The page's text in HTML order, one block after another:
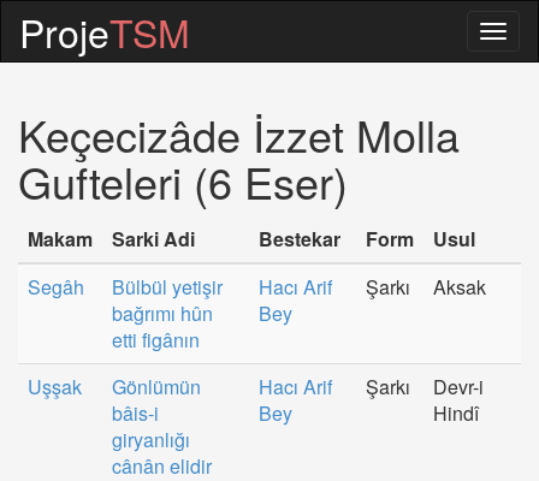
ProjeTSM
Keçecizâde İzzet Molla
Gufteleri (6 Eser)
Makam Sarki Adi Bestekar Form
Usul
Segâh
Bülbül yetişir
bağrımı hûn
etti figânın
Hacı Arif
Bey
Şarkı Aksak
Uşşak
Gönlümün
bâis-i
giryanlığı
cânân elidir
Hacı Arif
Bey
Şarkı
Devr-i
Hindî